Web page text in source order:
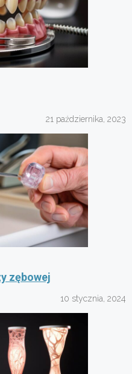
21 października, 2023
zębowej
10 stycznia, 2024